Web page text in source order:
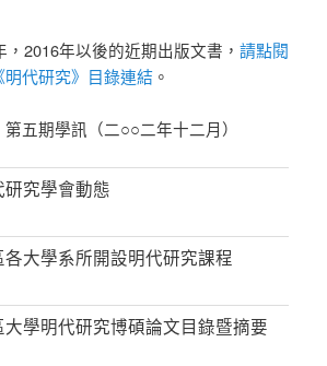
，2016年以後的近期出版文書，請點閱
代研究》目錄連結 。
第五期學訊（二○○二年十二月）
研究學會動態
各大學系所開設明代研究課程
大學明代研究博碩論文目錄暨摘要